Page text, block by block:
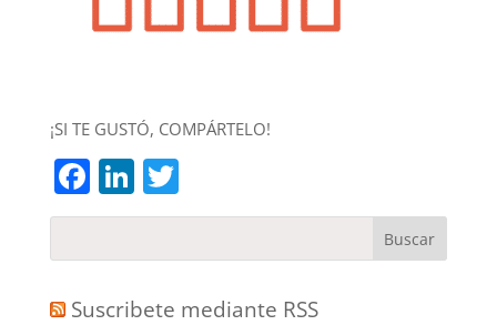
¡SI TE GUSTÓ, COMPÁRTELO!
Facebook
LinkedIn
Twitter
Suscribete mediante RSS